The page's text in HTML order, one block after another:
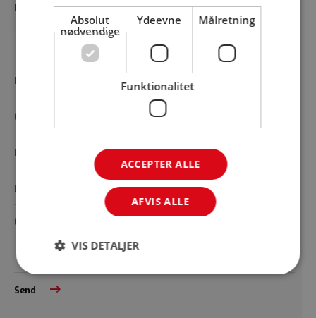
KONTAKT
Book et besøg
Send
Absolut
nødvendige
Ydeevne Målretning
Funktionalitet
ACCEPTER ALLE
AFVIS ALLE
VIS DETALJER